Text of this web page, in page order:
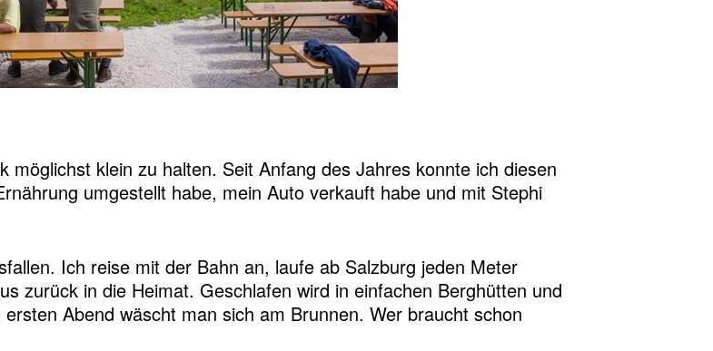
möglichst klein zu halten. Seit Anfang des Jahres konnte ich diesen
umgestellt habe, mein Auto verkauft habe und mit Stephi
Ich reise mit der Bahn an, laufe ab Salzburg jeden Meter
zurück in die Heimat. Geschlafen wird in einfachen Berghütten und
Abend wäscht man sich am Brunnen. Wer braucht schon